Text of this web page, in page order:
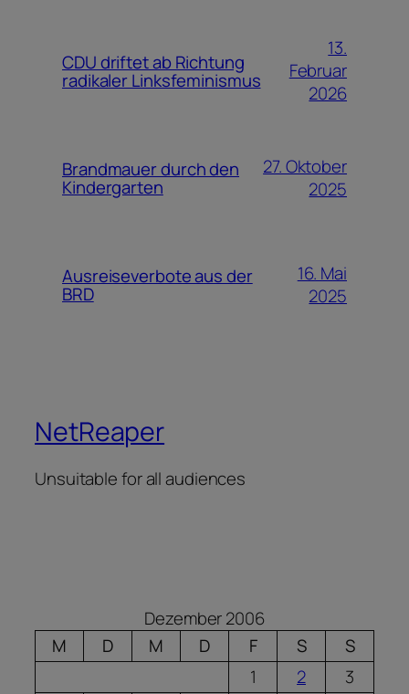
CDU driftet ab Richtung
radikaler Linksfeminismus
13.
Februar
2026
Brandmauer durch den
Kindergarten
27. Oktober
2025
Ausreiseverbote aus der
BRD
16. Mai
2025
NetReaper
Unsuitable for all audiences
Dezember 2006
M
D M D F S
S
1
2
3